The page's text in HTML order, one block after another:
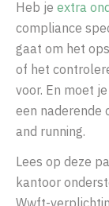
Heb je extra
compliance
gaat om het
of het
voor. En moet
een naderende
and running.
Lees op deze
kantoor